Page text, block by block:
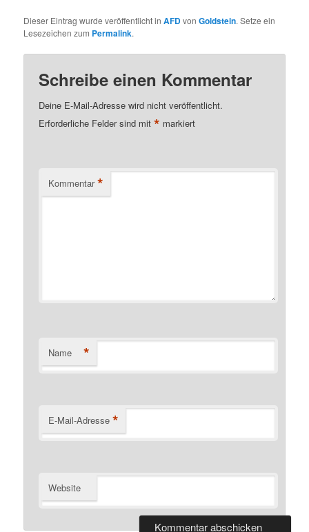
Dieser Eintrag wurde veröffentlicht inAFDvonGoldstein. Setze ein
Lesezeichen zum Permalink.
Schreibe einen Kommentar
Deine E-Mail-Adresse wird nicht veröffentlicht.
Erforderliche Felder sind mit* markiert
Kommentar *
Name *
E-Mail-Adresse *
Website